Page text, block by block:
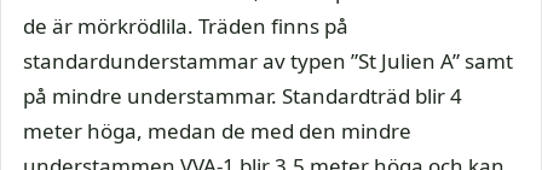
de är mörkrödlila. Träden finns på
standardunderstammar av typen ”St Julien A” samt
på mindre understammar. Standardträd blir 4
meter höga, medan de med den mindre